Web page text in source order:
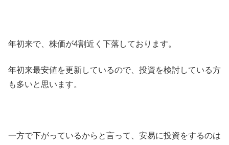
年初来で、株価が4割近く下落しております。
年初来最安値を更新しているので、投資を検討している方
も多いと思います。
一方で下がっているからと言って、安易に投資をするのは